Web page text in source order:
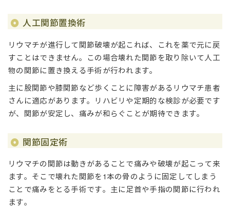
人工関節置換術
リウマチが進行して関節破壊が起これば、これを薬で元に戻
すことはできません。この場合壊れた関節を取り除いて人工
物の関節に置き換える手術が行われます。
主に股関節や膝関節など歩くことに障害があるリウマチ患者
さんに適応があります。リハビリや定期的な検診が必要です
が、関節が安定し、痛みが和らぐことが期待できます。
関節固定術
リウマチの関節は動きがあることで痛みや破壊が起こって来
ます。そこで壊れた関節を1本の骨のように固定してしまう
ことで痛みをとる手術です。主に足首や手指の関節に行われ
ます。